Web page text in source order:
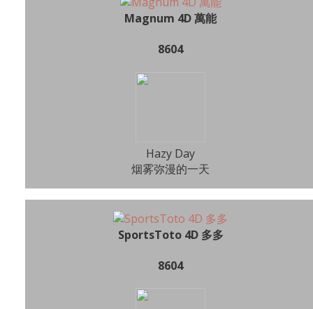
Magnum 4D 萬能
8604
Hazy Day
烟雾弥漫的一天
SportsToto 4D 多多
8604